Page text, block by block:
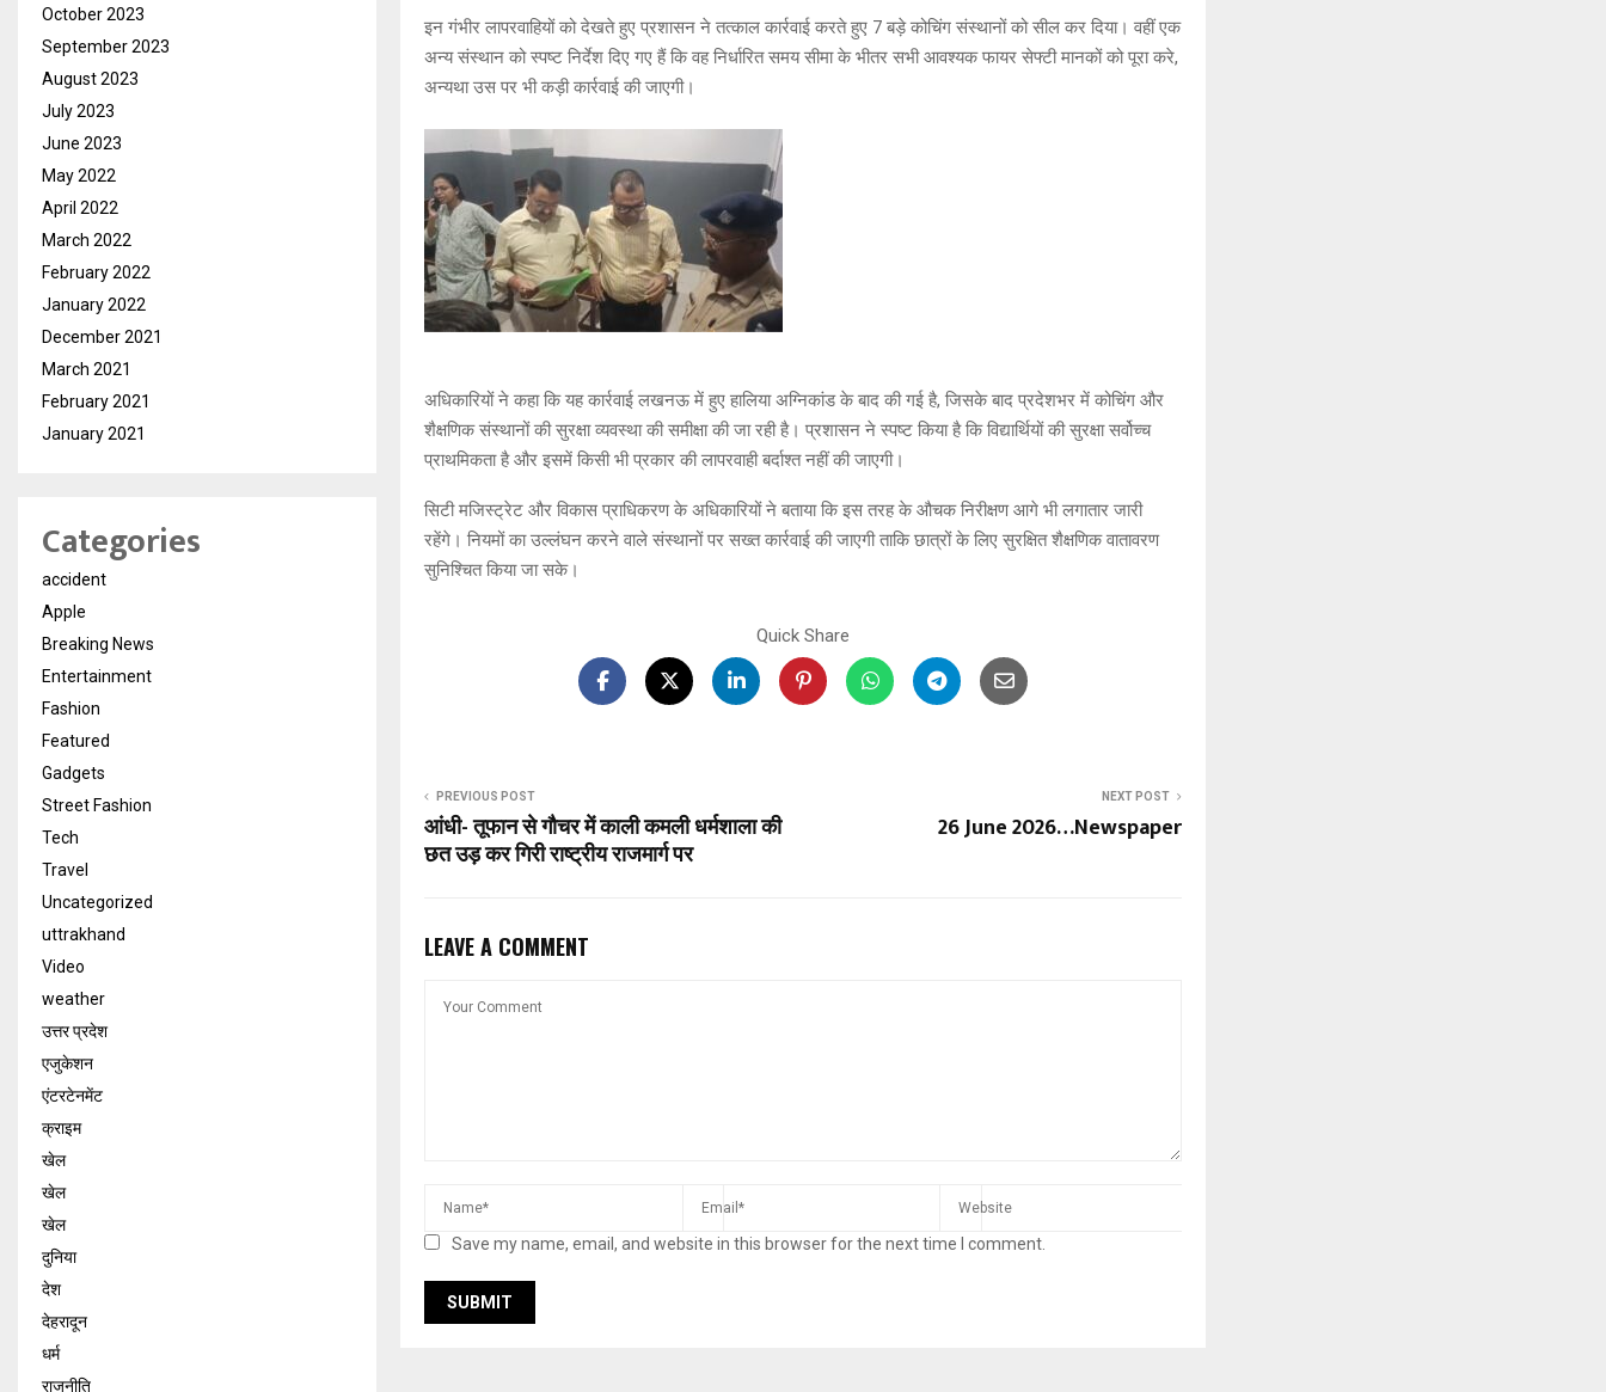
इन गंभीर लापरवाहियों को देखते हुए प्रशासन ने तत्काल कार्रवाई करते हुए 7 बड़े कोचिंग संस्थानों को सील कर दिया। वहीं एक
अन्य संस्थान को स्पष्ट निर्देश दिए गए हैं कि वह निर्धारित समय सीमा के भीतर सभी आवश्यक फायर सेफ्टी मानकों को पूरा करे,
अन्यथा उस पर भी कड़ी कार्रवाई की जाएगी।
अधिकारियों ने कहा कि यह कार्रवाई लखनऊ में हुए हालिया अग्निकांड के बाद की गई है, जिसके बाद प्रदेशभर में कोचिंग और
शैक्षणिक संस्थानों की सुरक्षा व्यवस्था की समीक्षा की जा रही है। प्रशासन ने स्पष्ट किया है कि विद्यार्थियों की सुरक्षा सर्वोच्च
प्राथमिकता है और इसमें किसी भी प्रकार की लापरवाही बर्दाश्त नहीं की जाएगी।
सिटी मजिस्ट्रेट और विकास प्राधिकरण के अधिकारियों ने बताया कि इस तरह के औचक निरीक्षण आगे भी लगातार जारी
रहेंगे। नियमों का उल्लंघन करने वाले संस्थानों पर सख्त कार्रवाई की जाएगी ताकि छात्रों के लिए सुरक्षित शैक्षणिक वातावरण
सुनिश्चित किया जा सके।
Quick Share
PREVIOUS POST
आंधी- तूफान से गौचर में काली कमली धर्मशाला की
छत उड़ कर गिरी राष्ट्रीय राजमार्ग पर
NEXT POST
26 June 2026…Newspaper
LEAVE A COMMENT
Save my name, email, and website in this browser for the next time I comment.
October 2023
September 2023
August 2023
July 2023
June 2023
May 2022
April 2022
March 2022
February 2022
January 2022
December 2021
March 2021
February 2021
January 2021
Categories
accident
Apple
Breaking News
Entertainment
Fashion
Featured
Gadgets
Street Fashion
Tech
Travel
Uncategorized
uttrakhand
Video
weather
उत्तर प्रदेश
एजुकेशन
एंटरटेनमेंट
क्राइम
खेल
खेल
खेल
दुनिया
देश
देहरादून
धर्म
राजनीति